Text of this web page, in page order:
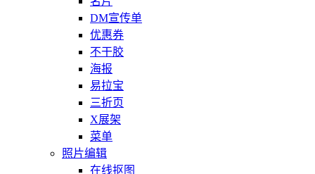
DM宣传单
优惠券
不干胶
海报
易拉宝
三折页
X展架
菜单
照片编辑
在线抠图